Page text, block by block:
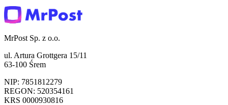
MrPost Sp. z o.o.
ul. Artura Grottgera 15/11
63-100 Śrem
NIP: 7851812279
REGON: 520354161
KRS 0000930816